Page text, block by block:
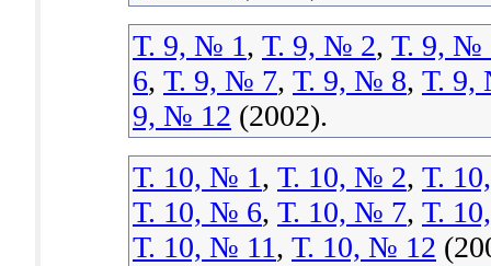
Т. 9, № 1, Т. 9, № 2, Т. 9, №
6, Т. 9, № 7, Т. 9, № 8, Т. 9,
9, № 12 (2002).
Т. 10, № 1, Т. 10, № 2, Т.
Т. 10, № 6, Т. 10, № 7, Т.
Т. 10, № 11, Т. 10, № 12